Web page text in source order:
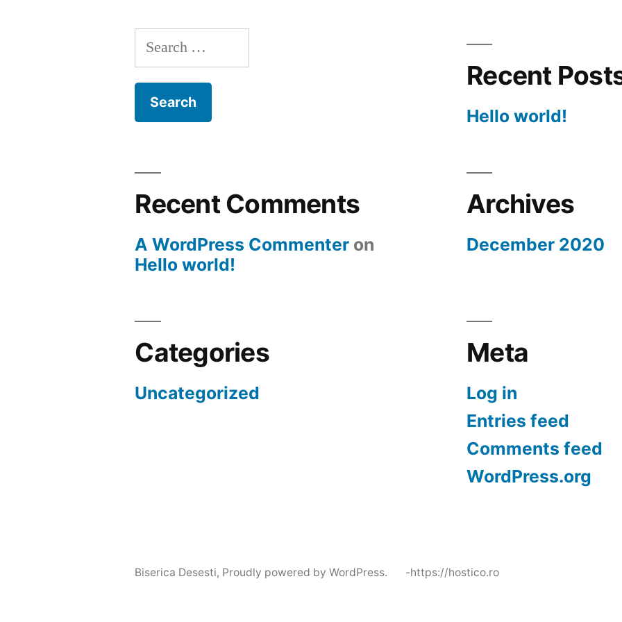
Search
for:
Recent
Hello world!
Recent Comments
A WordPress Commenter on
Hello world!
Archives
December 2020
Categories
Uncategorized
Meta
Log in
Entries feed
Comments feed
WordPress.org
Biserica Desesti, Proudly powered by WordPress. -https://hostico.ro